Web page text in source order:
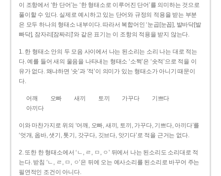
이 조항에서 ‘한 단어’는 ‘한 형태소로 이루어진 단어’를 의미하는 것으로
풀이할 수 있다. 실제로 예시하고 있는 단어와 규정의 적용을 받는 부분
은 모두 하나의 형태소 내부이다. 따라서 복합어인 ‘눈곱[눈꼽], 발바닥[발
빠닥], 잠자리[잠짜리]’와 같은 표기는 이 조항의 적용을 받지 않는다.
1. 한 형태소 안의 두 모음 사이에서 나는 된소리는 소리 나는 대로 적는
다. 예를 들어 새의 울음을 나타내는 형태소 ‘소쩍’은 ‘솟적’으로 적을 이
유가 없다. 왜냐하면 ‘솟’과 ‘적’이 의미가 있는 형태소가 아니기 때문이
다.
어깨 오빠 새끼 토끼 가꾸다
기쁘다
아끼다
이와 마찬가지로 위의 ‘어깨, 오빠, 새끼, 토끼, 가꾸다, 기쁘다, 아끼다’를
‘엇개, 옵바, 샛기, 톳기, 갓구다, 깃브다, 앗기다’로 적을 근거는 없다.
2. 또한 한 형태소에서 ‘ㄴ, ㄹ, ㅁ, ㅇ’ 뒤에서 나는 된소리도 소리대로 적
는다. 받침 ‘ㄴ, ㄹ, ㅁ, ㅇ’은 뒤에 오는 예사소리를 된소리로 바꾸어 주는
필연적인 조건이 아니다.